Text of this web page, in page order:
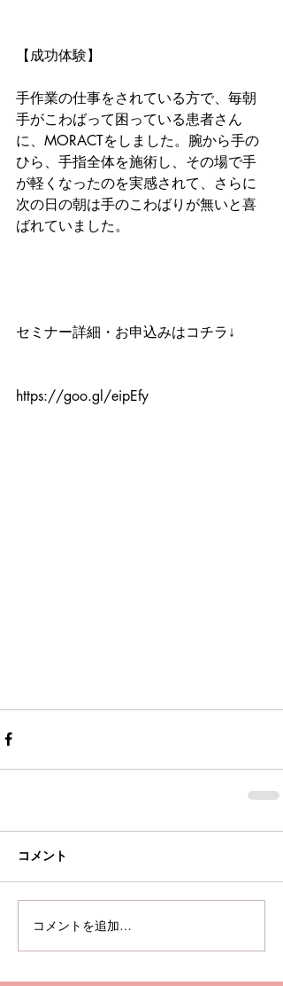
【成功体験】
手作業の仕事をされている方で、毎朝
手がこわばって困っている患者さん
に、MORACTをしました。腕から手の
ひら、手指全体を施術し、その場で手
が軽くなったのを実感されて、さらに
次の日の朝は手のこわばりが無いと喜
ばれていました。
セミナー詳細・お申込みはコチラ↓
https://goo.gl/eipEfy
コメント
コメントを追加…